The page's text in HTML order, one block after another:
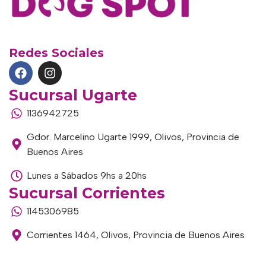
Redes Sociales
Sucursal Ugarte
1136942725
Gdor. Marcelino Ugarte 1999, Olivos, Provincia de
Buenos Aires
Lunes a Sábados 9hs a 20hs
Sucursal Corrientes
1145306985
Corrientes 1464, Olivos, Provincia de Buenos Aires